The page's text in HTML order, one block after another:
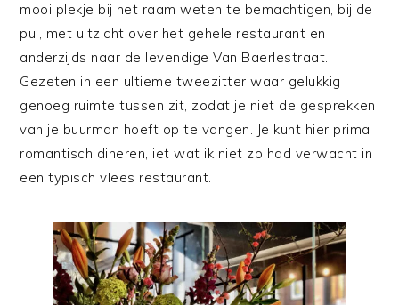
mooi plekje bij het raam weten te bemachtigen, bij de
pui, met uitzicht over het gehele restaurant en
anderzijds naar de levendige Van Baerlestraat.
Gezeten in een ultieme tweezitter waar gelukkig
genoeg ruimte tussen zit, zodat je niet de gesprekken
van je buurman hoeft op te vangen. Je kunt hier prima
romantisch dineren, iet wat ik niet zo had verwacht in
een typisch vlees restaurant.